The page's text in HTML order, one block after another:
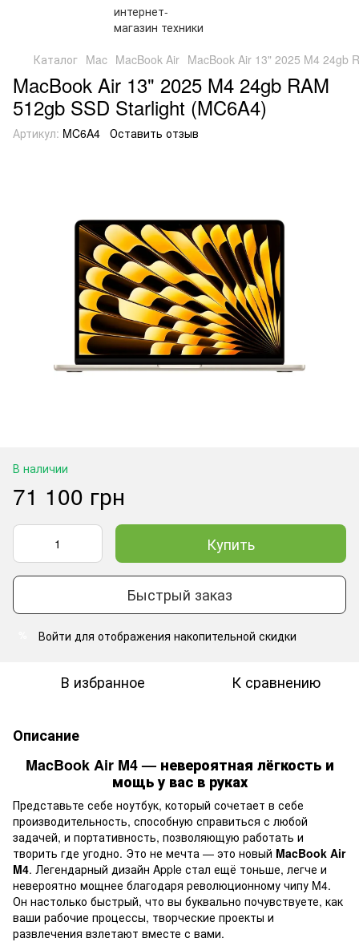
Каталог Mac MacBook Air MacBook Air 13" 2025 M4 24gb
MacBook Air 13" 2025 M4 24gb RAM
512gb SSD Starlight (MC6A4)
Артикул: MC6A4 Оставить отзыв
В наличии
71 100 грн
Купить
Быстрый заказ
Войти для отображения накопительной скидки
В избранное К сравнению
Описание
MacBook Air M4 — невероятная лёгкость и
мощь у вас в руках
Представьте себе ноутбук, который сочетает в себе
производительность, способную справиться с любой
задачей, и портативность, позволяющую работать и
творить где угодно. Это не мечта — это новый MacBook Air
M4. Легендарный дизайн Apple стал ещё тоньше, легче и
невероятно мощнее благодаря революционному чипу M4.
Он настолько быстрый, что вы буквально почувствуете, как
ваши рабочие процессы, творческие проекты и
развлечения взлетают вместе с вами.